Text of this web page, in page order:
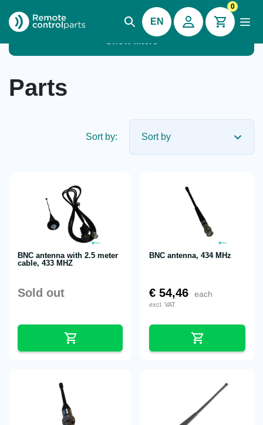
EN
0
Parts
Sort by:
BNC antenna with 2.5 meter
cable, 433 MHZ
Sold out
BNC antenna, 434 MHz
€ 54,46 each
excl. VAT